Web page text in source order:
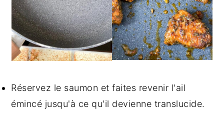
Réservez le saumon et faites revenir l'ail
émincé jusqu'à ce qu'il devienne translucide.